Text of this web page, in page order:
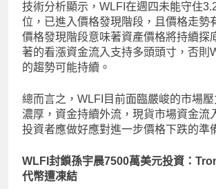
技術分析顯示，WLFI在週四未能守住
位，已進入價格發現階段，且價格走勢
價格發現階段意味著資產價格將持續探
著的看漲資金流入支持多頭頭寸，否則
的趨勢可能持續。
總而言之，WLFI目前面臨嚴峻的市場
濃厚，資金持續外流，現貨市場資金流
投資者應做好應對進一步價格下跌的準
WLFI封鎖孫宇晨7500萬美元投資：
代幣遭凍結